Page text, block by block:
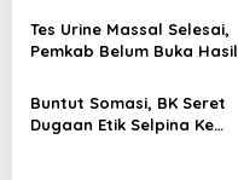
s
Prima
Tes Urine Massal Selesai,
Pemkab Belum Buka Hasil
Buntut Somasi, BK Seret
Dugaan Etik Selpina Ke